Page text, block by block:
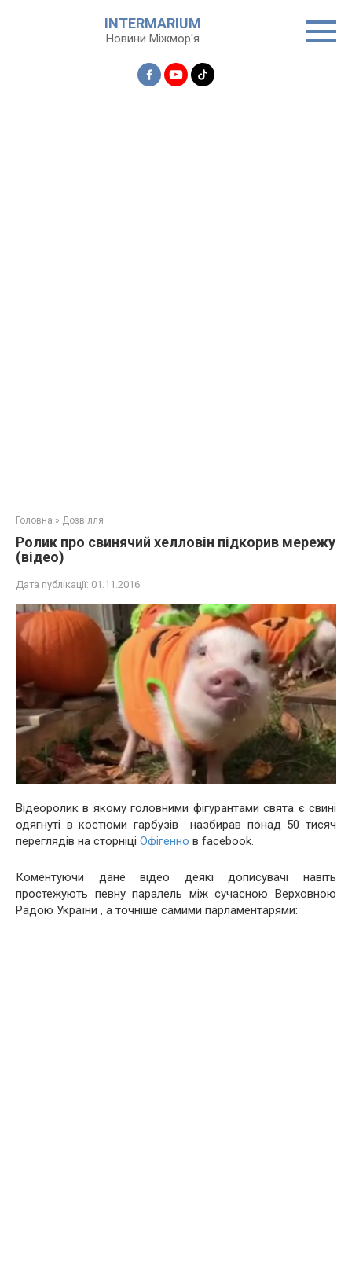
INTERMARIUM
Новини Міжмор'я
Головна » Дозвілля
Ролик про свинячий хелловін підкорив мережу
(відео)
Дата публікації: 01.11.2016
Відеоролик в якому головними фігурантами свята є свині
одягнуті в костюми гарбузів назбирав понад 50 тисяч
переглядів на сторніці Офігенно в facebook.
Коментуючи дане відео деякі дописувачі навіть
простежують певну паралель між сучасною Верховною
Радою України , а точніше самими парламентарями: